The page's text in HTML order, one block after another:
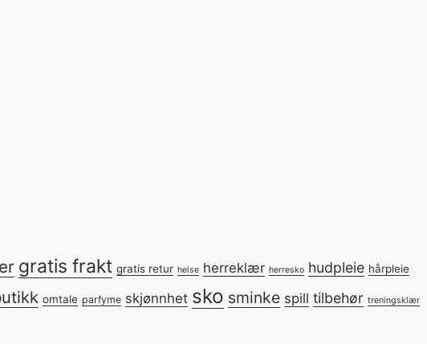
gratis frakt gratis retur helse herreklær herresko hudpleie hårpleie
omtale parfyme skjønnhet sko sminke spill tilbehør treningsklær